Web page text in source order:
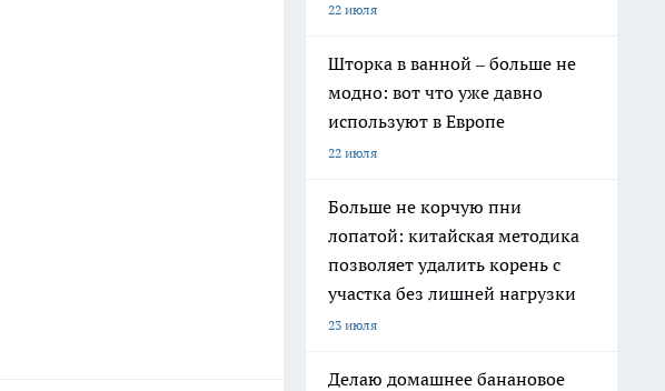
22 июля
Шторка в ванной – больше не
модно: вот что уже давно
используют в Европе
22 июля
Больше не корчую пни
лопатой: китайская методика
позволяет удалить корень с
участка без лишней нагрузки
23 июля
Делаю домашнее банановое